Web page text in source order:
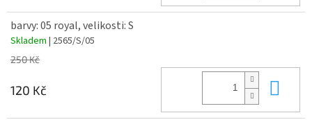
barvy: 05 royal, velikosti: S
Skladem | 2565/S/05
250 Kč
120 Kč